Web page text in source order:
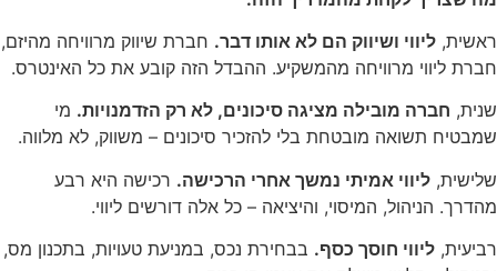
ראשית, ליווי ושיווק הם לא אותו דבר. חברת שיווק מרוויחה מהיזם,
חברת ליווי מרוויחה מהמשקיע. ההבדל הזה קובע את כל האינטרס.
שנית, חברה מובילה מציגה סיכונים, לא רק הזדמנויות. מי
שמבטיח תשואה מובטחת בלי להזכיר סיכונים – משווק, לא מלווה.
שלישית, ליווי אמיתי נמשך אחרי הרכישה. רכישה היא רבע
מהדרך. הניהול, המיסוי, והיציאה – כל אלה דורשים ליווי.
רביעית, ליווי חוסך כסף. בבחירת נכס, במניעת טעויות, בתכנון מס,